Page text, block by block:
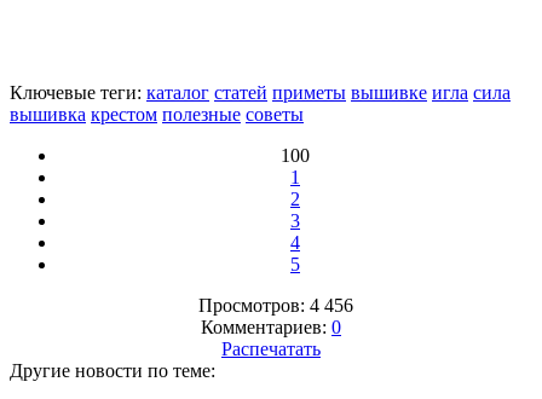
Ключевые теги: каталог статей приметы вышивке игла сила
вышивка крестом полезные советы
100
1
2
3
4
5
Просмотров: 4 456
Комментариев: 0
Распечатать
Другие новости по теме: